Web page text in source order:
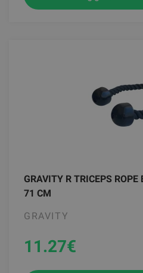
GRAVITY R TRICEPS
71 CM
GRAVITY
11.27€